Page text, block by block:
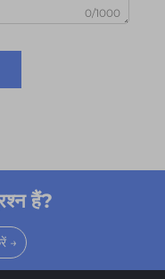
0/1000
हैं?
→